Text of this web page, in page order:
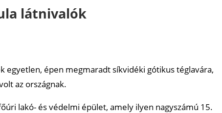
látnivalók
egyetlen, épen megmaradt síkvidéki gótikus téglavára,
az országnak.
lakó- és védelmi épület, amely ilyen nagyszámú 15.